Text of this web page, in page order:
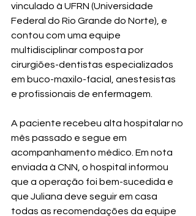
vinculado à UFRN (Universidade
Federal do Rio Grande do Norte), e
contou com uma equipe
multidisciplinar composta por
cirurgiões-dentistas especializados
em buco-maxilo-facial, anestesistas
e profissionais de enfermagem.
A paciente recebeu alta hospitalar no
mês passado e segue em
acompanhamento médico. Em nota
enviada à CNN, o hospital informou
que a operação foi bem-sucedida e
que Juliana deve seguir em casa
todas as recomendações da equipe